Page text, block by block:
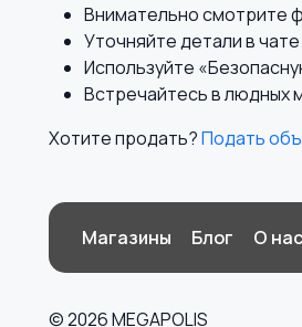
Внимательно смотрите
Уточняйте детали в
Используйте
Встречайтесь в людных
Хотите продать?Подать
Магазины Блог О нас
© 2026 MEGAPOLIS